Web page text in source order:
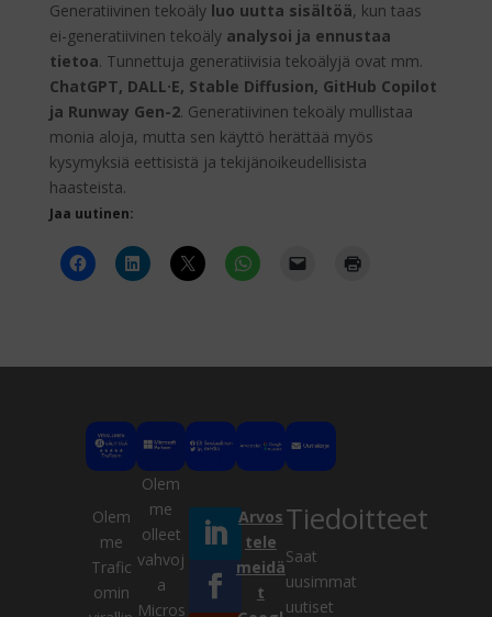
Generatiivinen tekoäly luo uutta sisältöä, kun taas
ei-generatiivinen tekoäly analysoi ja ennustaa
tietoa. Tunnettuja generatiivisia tekoälyjä ovat mm.
ChatGPT, DALL·E, Stable Diffusion, GitHub Copilot
ja Runway Gen-2. Generatiivinen tekoäly mullistaa
monia aloja, mutta sen käyttö herättää myös
kysymyksiä eettisistä ja tekijänoikeudellisista
haasteista.
Jaa uutinen:
Olem
me
Trafic
omin
Olem
me
olleet
vahvoj
a
Micros
Arvos
tele
meidä
t
Tiedoitteet
Saat
uusimmat
uutiset
Kysy meiltä
VERKOSSA